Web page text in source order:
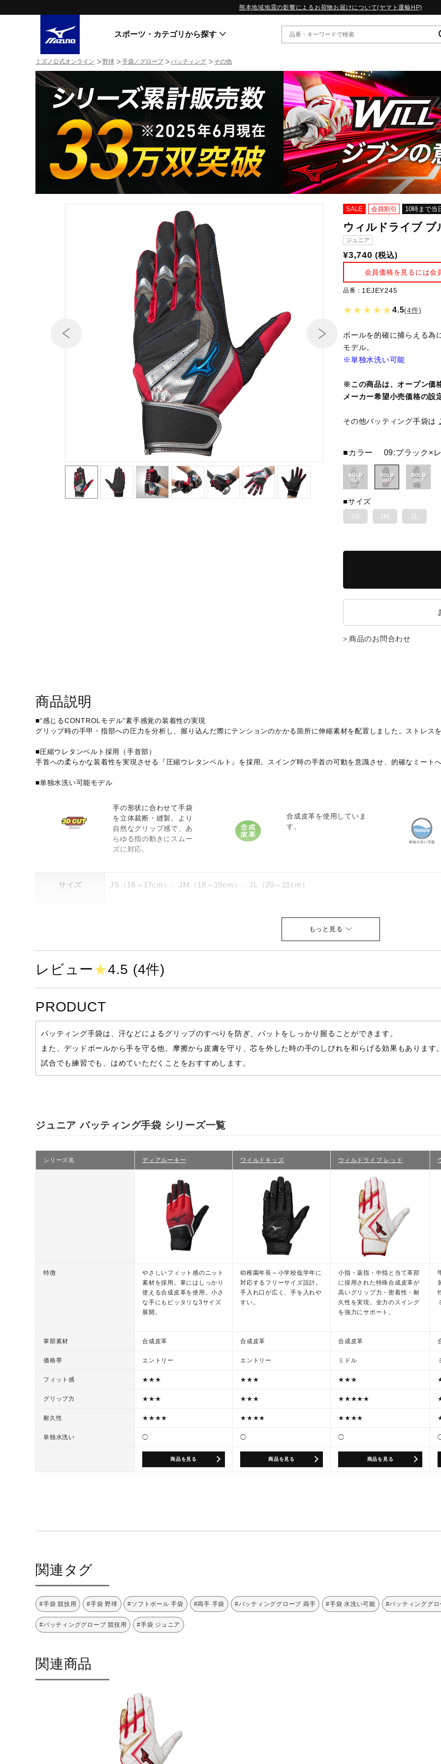
熊本地域地震の影響によるお荷物お届けについて(ヤマト運輸HP)
スポーツ・カテゴリから探す
スニーカー
ライフスタイルウエア
ランニング
サッカー／フットサル
トレーニング
野球
ゴルフ
ウィンタースポーツ
サポーター
健康／エクササイズ
ジュニア／キッズ
スニーカー
すべてのシリーズ
MORELIA LS
WAVE RIDER
MXR
ゴアテックス
コラボレーション
その他シリーズ
WP13.2｜特集
MORELIA LS｜特集
W.PROPHECY1｜特集
WP MAGIC MITA｜特集
WP STRAP｜特集
スペシャルカラーパック｜特集
WP STRAP 2｜特集
マーガレット・ハウエル｜特集
ミズノ公式オンライン 野球 手袋／グローブ バッティング その他
SALE 会員割引 10時まで当
ウィルドライブ ブ
ジュニア
¥3,740 (税込)
会員価格を見るには会
品番： 1EJEY245
★★★★★4.5(4件)
ボールを的確に捕らえる為
モデル。
※単独水洗い可能
※この商品は、オープン価
メーカー希望小売価格の設
その他バッティング手袋は
■カラー 09:ブラック×
■サイズ
JS JM JL
商品のお問合わせ
商品説明
■“感じるCONTROLモデル”素手感覚の装着性の実現
グリップ時の手甲・指部への圧力を分析し、握り込んだ際にテンションのかかる箇所に伸縮素材を配置しました。ストレス
■圧縮ウレタンベルト採用（手首部）
手首への柔らかな装着性を実現させる『圧縮ウレタンベルト』を採用。スイング時の手首の可動を意識させ、的確なミート
■単独水洗い可能モデル
手の形状に合わせて手袋
を立体裁断・縫製。より
自然なグリップ感で、あ
らゆる指の動きにスムー
ズに対応。
合成皮革を使用していま
す。
サイズ JS（16～17cm）、JM（18～19cm）、JL（20～21cm）
カラー
01：ホワイト×ブルー×シルバー（掌部：ホワイト）
09：ブラック×レッド×シルバー（掌部：ブラック）
平側素材：合成皮革
甲側素材：合成皮革、合成繊維
インドネシア製、ベトナム製
2022年秋冬
レビュー★4.5 (4件)
PRODUCT
バッティング手袋は、汗などによるグリップのすべりを防ぎ、バットをしっかり握ることができます。
また、デッドボールから手を守る他、摩擦から皮膚を守り、芯を外した時の手のしびれを和らげる効果もあります。
試合でも練習でも、はめていただくことをおすすめします。
ジュニア バッティング手袋 シリーズ一覧
シリーズ名 ディアルーキー ワイルドキッズ ウィルドライブ レッド
特徴
やさしいフィット感のニット
素材を採用。掌にはしっかり
使える合成皮革を使用。小さ
な手にもピッタリな3サイズ
展開。
幼稚園年長～小学校低学年に
対応するフリーサイズ設計。
手入れ口が広く、手を入れや
すい。
小指・薬指・中指と当て革部
に採用された特殊合成皮革が
高いグリップ力・密着性・耐
久性を実現。全力のスイング
を強力にサポート。
掌部素材 合成皮革 合成皮革 合成皮革
価格帯 エントリー エントリー ミドル
フィット感 ★★★ ★★★ ★★★
グリップ力 ★★★ ★★★ ★★★★★
耐久性 ★★★★ ★★★★ ★★★★
単独水洗い ◯ ◯ ◯
商品を見る 商品を見る 商品を見る
関連タグ
#手袋 競技用 #手袋 野球 #ソフトボール 手袋 #両手 手袋 #バッティンググローブ 両手 #手袋 水洗い可能 #バッティンググロ
#バッティンググローブ 競技用 #手袋 ジュニア
関連商品